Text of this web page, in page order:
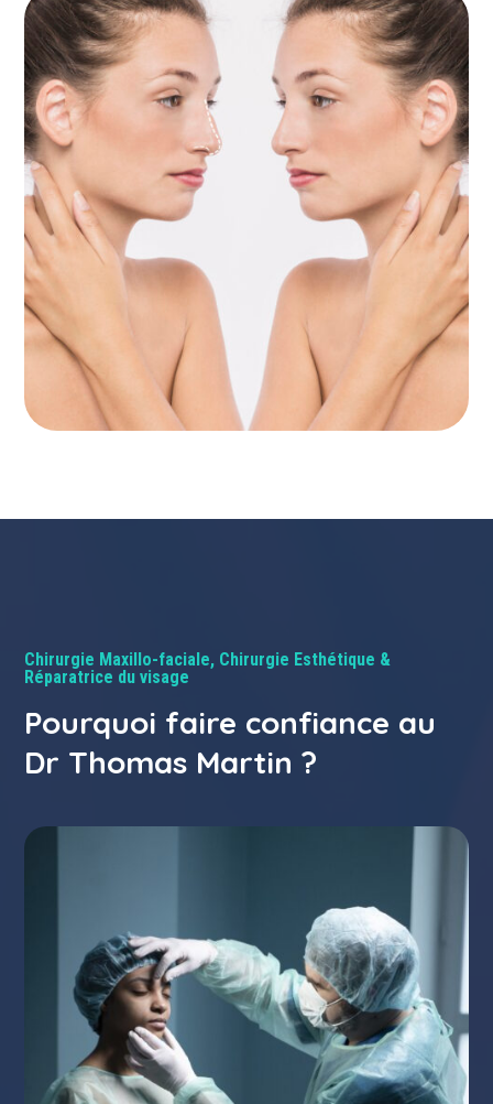
Chirurgie Maxillo-faciale, Chirurgie Esthétique &
Réparatrice du visage
Pourquoi faire confiance au
Dr Thomas Martin ?